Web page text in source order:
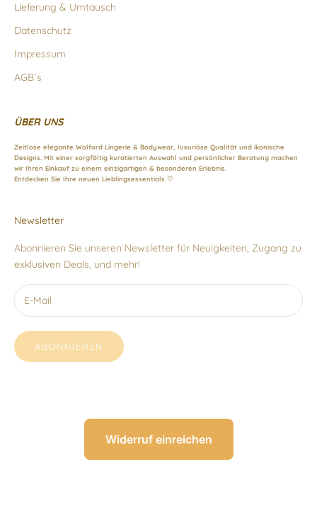
Lieferung & Umtausch
Datenschutz
Impressum
AGB´s
ÜBER UNS
Zeitlose elegante Wolford Lingerie & Bodywear, luxuriöse Qualität und ikonische
Designs. Mit einer sorgfältig kuratierten Auswahl und persönlicher Beratung machen
wir Ihren Einkauf zu einem einzigartigen & besonderen Erlebnis.
Entdecken Sie Ihre neuen Lieblingsessentials ♡
Newsletter
Abonnieren Sie unseren Newsletter für Neuigkeiten, Zugang zu
exklusiven Deals, und mehr!
ABONNIEREN
Widerruf einreichen